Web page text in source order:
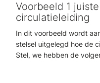
Voorbeeld 1
circulatieleiding
In dit voorbeeld wordt
stelsel uitgelegd hoe de
Stel, we hebben de